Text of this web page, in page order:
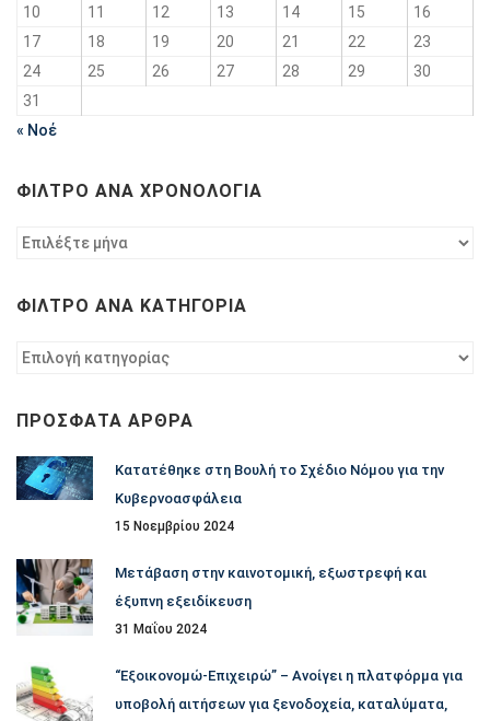
10
11 12 13 14 15
16
17
18 19 20 21 22
23
24
25 26 27 28 29
30
31
« Νοέ
ΦΊΛΤΡΟ ΑΝΆ ΧΡΟΝΟΛΟΓΊΑ
Φίλτρο
ΦΊΛΤΡΟ ΑΝΆ ΚΑΤΗΓΟΡΊΑ
Φίλτρο
ΠΡΌΣΦΑΤΑ ΆΡΘΡΑ
Κατατέθηκε στη Βουλή το Σχέδιο Νόμου για την
Κυβερνοασφάλεια
15 Νοεμβρίου 2024
Μετάβαση στην καινοτομική, εξωστρεφή και
έξυπνη εξειδίκευση
31 Μαΐου 2024
“Εξοικονομώ-Επιχειρώ” – Ανοίγει η πλατφόρμα για
υποβολή αιτήσεων για ξενοδοχεία, καταλύματα,